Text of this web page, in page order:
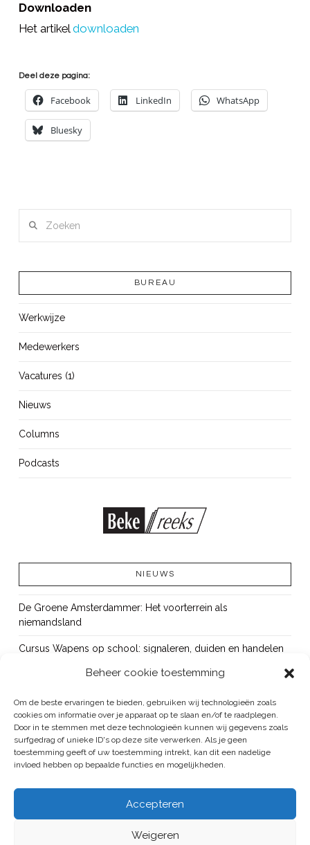
Beheer cookie toestemming
Om de beste ervaringen te bieden, gebruiken wij technologieën zoals
cookies om informatie over je apparaat op te slaan en/of te raadplegen.
Door in te stemmen met deze technologieën kunnen wij gegevens zoals
surfgedrag of unieke ID's op deze site verwerken. Als je geen
toestemming geeft of uw toestemming intrekt, kan dit een nadelige
invloed hebben op bepaalde functies en mogelijkheden.
Accepteren
Weigeren
Downloaden
Het artikeldownloaden
Deel deze pagina:
Facebook LinkedIn WhatsApp
Bluesky
BUREAU
Werkwijze
Medewerkers
Vacatures (1)
Nieuws
Columns
Podcasts
NIEUWS
De Groene Amsterdammer: Het voorterrein als
niemandsland
Cursus Wapens op school: signaleren, duiden en handelen
Bureau Beke ontwikkelt jeugdmonitor Aruba
Vacature: senior onderzoeker
GROEP